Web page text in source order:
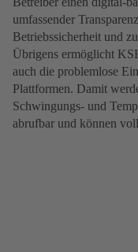
umfassender
Betriebssicherheit und
Übrigens ermöglicht
auch die problemlose
Plattformen. Damit
Schwingungs- und
abrufbar und können